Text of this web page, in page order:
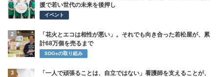
援で若い世代の未来を後押し
イベント
2
「花火とエコは相性が悪い」。それでも向き合った若松屋が、累
計68万個を売るまで
SDGsの取り組み
3
「一人で頑張ることは、自立ではない」看護師を支えることが、